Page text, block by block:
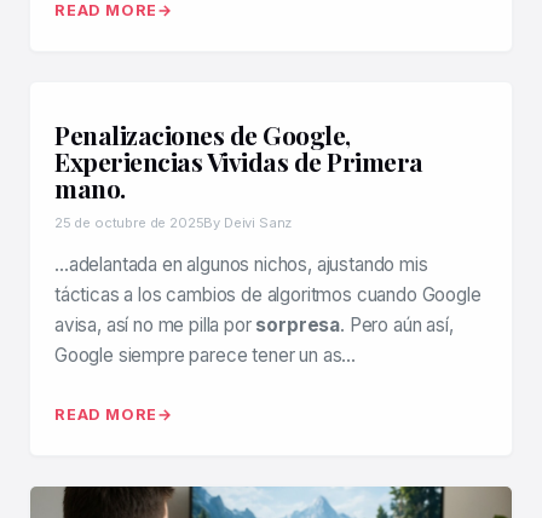
READ MORE
Penalizaciones de Google,
Experiencias Vividas de Primera
mano.
25 de octubre de 2025By Deivi Sanz
…adelantada en algunos nichos, ajustando mis
tácticas a los cambios de algoritmos cuando Google
avisa, así no me pilla por sorpresa. Pero aún así,
Google siempre parece tener un as…
READ MORE